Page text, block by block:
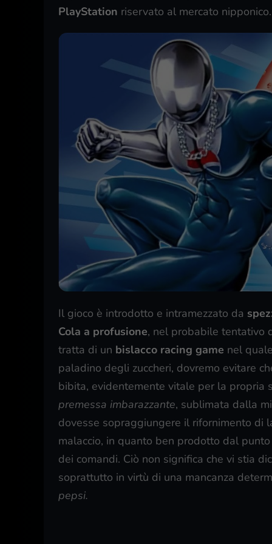
PlayStation riservato al mercato nipponico.
Il gioco è introdotto e intramezzato da
Cola a profusione, nel probabile tentativo
tratta di un bislacco racing game nel
paladino degli zuccheri, dovremo evitare
bibita, evidentemente vitale per la propria
premessa imbarazzante, sublimata dalla
dovesse sopraggiungere il rifornimento di
malaccio, in quanto ben prodotto dal
dei comandi. Ciò non significa che vi stia
soprattutto in virtù di una mancanza
pepsi.